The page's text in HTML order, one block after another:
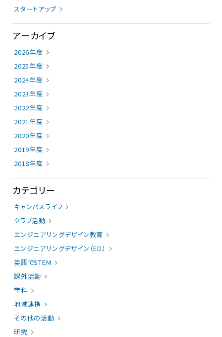
スタートアップ
アーカイブ
2026年度
2025年度
2024年度
2023年度
2022年度
2021年度
2020年度
2019年度
2018年度
カテゴリー
キャンパスライフ
クラブ活動
エンジニアリングデザイン教育
エンジニアリングデザイン（ED）
英語でSTEM
課外活動
学科
地域連携
その他の活動
研究